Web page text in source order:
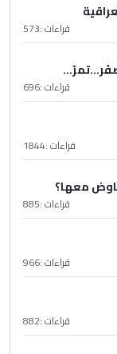
قراءات :573
قراءات :696
قراءات :1844
معها؟
قراءات :885
قراءات :966
قراءات :882